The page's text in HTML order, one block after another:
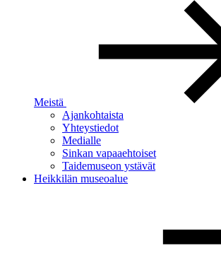
Meistä
Ajankohtaista
Yhteystiedot
Medialle
Sinkan vapaaehtoiset
Taidemuseon ystävät
Heikkilän museoalue